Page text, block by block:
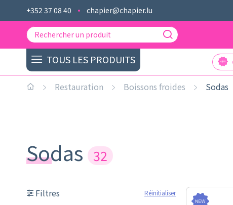
+352 37 08 40 chapier@chapier.lu
TOUS LES PRODUITS
Restauration Boissons froides Sodas
Sodas 32
Filtres Réinitialiser